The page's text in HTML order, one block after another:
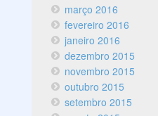
março 2016
fevereiro 2016
janeiro 2016
dezembro 2015
novembro 2015
outubro 2015
setembro 2015